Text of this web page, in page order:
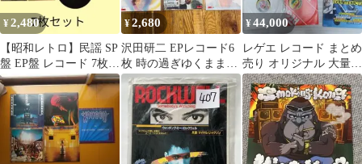
¥2,480
​【昭和レトロ】民謡 SP
盤 EP盤 レコード 7枚セ
ット 中国唱片 三重の民
謡
¥2,680
沢田研二 EPレコード6
枚 時の過ぎゆくままに
見本盤含む
¥44,000
レゲエ レコード まとめ
売り オリジナル 大量
アルバム 12インチ 送料
込